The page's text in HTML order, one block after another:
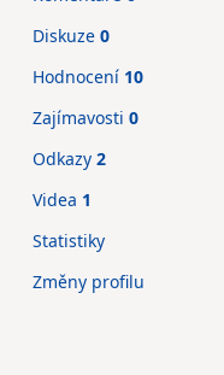
Diskuze 0
Hodnocení 10
Zajímavosti 0
Odkazy 2
Videa 1
Statistiky
Změny profilu